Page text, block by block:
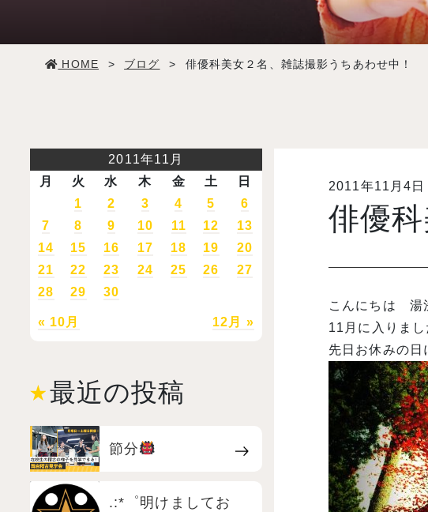
学校情報
オープンキャンパス
HOME > ブログ > 俳優科美女２名、雑誌撮影うちあわせ中！
2011年11月4日
俳優
こんにちは 湯
11月に入りま
先日お休みの日
2011年11月
月
火 水 木 金 土 日
« 10月 12月 »
1 2 3 4 5
6
7
8 9 10 11 12
13
14
15 16 17 18 19
20
21
22 23 24 25 26
27
28
29 30
最近の投稿
節分
.:*゜明けましてお